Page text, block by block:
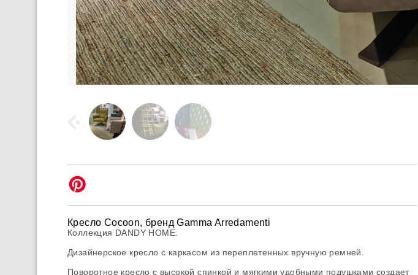
Кресло Cocoon, бренд Gamma Arredamenti
Коллекция DANDY HOME.
Дизайнерское кресло с каркасом из переплетенных вручную ремней.
Поворотное кресло c высокой спинкой и мягкими удобными подушками создает